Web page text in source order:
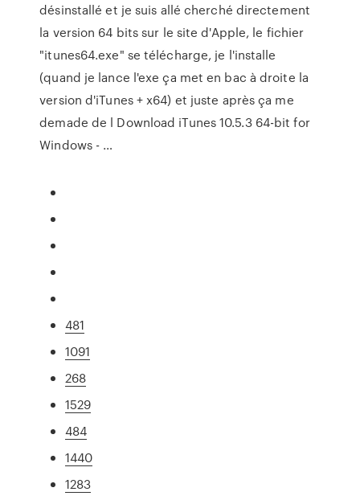
désinstallé et je suis allé cherché directement
la version 64 bits sur le site d'Apple, le fichier
"itunes64.exe" se télécharge, je l'installe
(quand je lance l'exe ça met en bac à droite la
version d'iTunes + x64) et juste après ça me
demade de l Download iTunes 10.5.3 64-bit for
Windows - …
481
1091
268
1529
484
1440
1283